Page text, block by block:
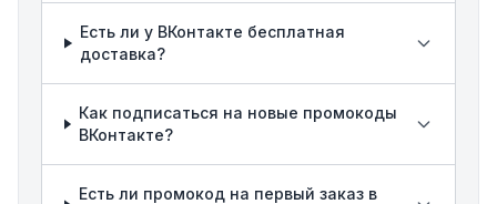
Есть ли у ВКонтакте бесплатная
доставка?
Как подписаться на новые промокоды
ВКонтакте?
Есть ли промокод на первый заказ в